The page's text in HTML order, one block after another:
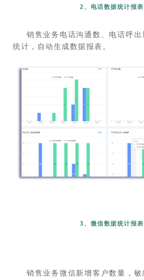
2、电话数据统计报表
销售业务电话沟通数、电话呼
统计，自动生成数据报表。
3、微信数据统计报表
销售业务微信新增客户数量，